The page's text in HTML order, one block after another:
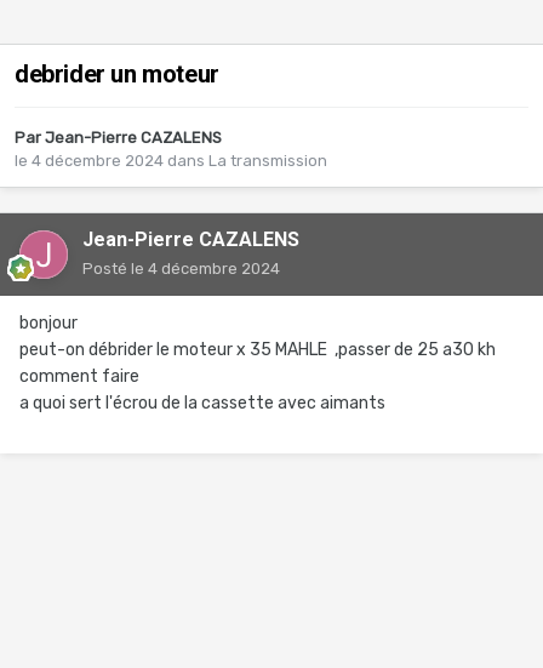
debrider un moteur
Par Jean-Pierre CAZALENS
le 4 décembre 2024 dans La transmission
Jean-Pierre CAZALENS
Posté le 4 décembre 2024
bonjour
peut-on débrider le moteur x 35 MAHLE ,passer de 25 a30 kh
comment faire
a quoi sert l'écrou de la cassette avec aimants